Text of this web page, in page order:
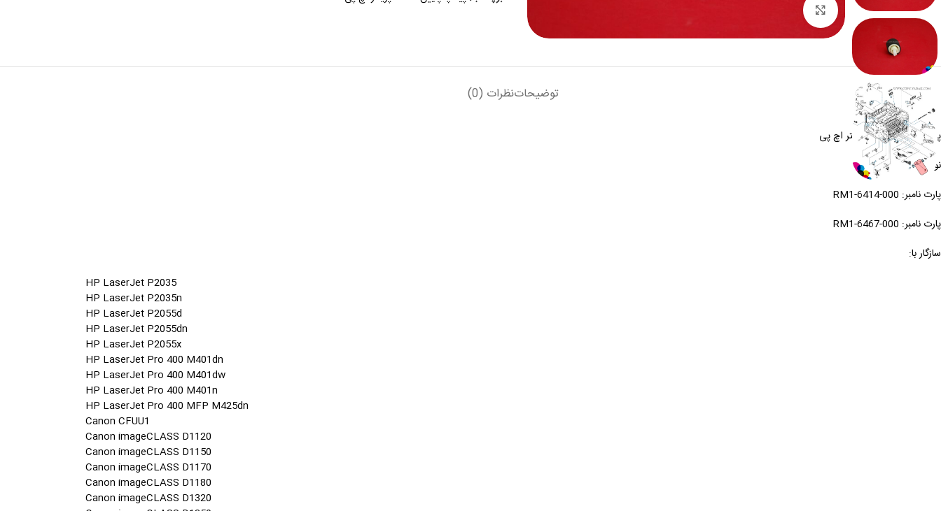
توضیحاتنظرات (0)
پیکاپ پایین کاست پرینتر اچ پی
نوع کالا: طرح
پارت نامبر: RM1-6414-000
پارت نامبر: RM1-6467-000
سازگار با:
HP LaserJet P2035
HP LaserJet P2035n
HP LaserJet P2055d
HP LaserJet P2055dn
HP LaserJet P2055x
HP LaserJet Pro 400 M401dn
HP LaserJet Pro 400 M401dw
HP LaserJet Pro 400 M401n
HP LaserJet Pro 400 MFP M425dn
Canon CFUU1
Canon imageCLASS D1120
Canon imageCLASS D1150
Canon imageCLASS D1170
Canon imageCLASS D1180
Canon imageCLASS D1320